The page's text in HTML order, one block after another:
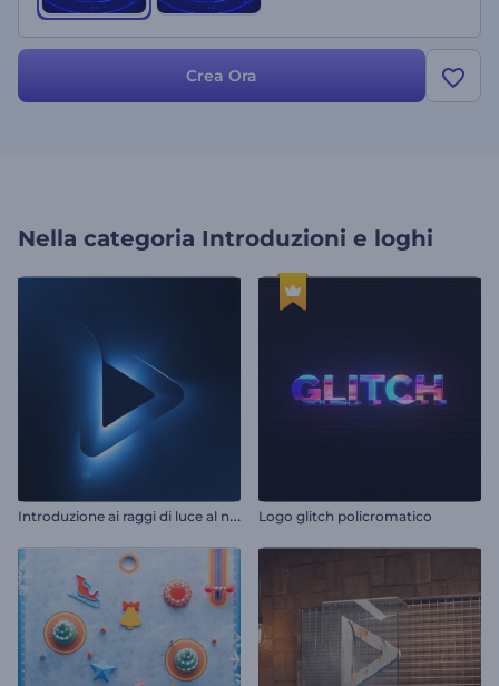
Crea Ora
Nella categoria Introduzioni e loghi
I
ntroduzione ai raggi di luce al neon Logo glitch policromatico